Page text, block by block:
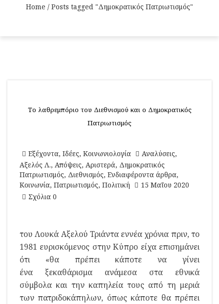
Home / Posts tagged "Δημοκρατικός Πατριωτισμός"
Το λαθρεμπόριο του Διεθνισμού και ο Δημοκρατικός
Πατριωτισμός
Εξέχοντα, Ιδέες, Κοινωνιολογία Αναλύσεις,
Αξελός Λ., Απόψεις, Αριστερά, Δημοκρατικός
Πατριωτισμός, Διεθνισμός, Ενδιαφέροντα άρθρα,
Κοινωνία, Πατριωτισμός, Πολιτική
15 Μαΐου 2020
Σχόλια 0
του Λουκά Αξελού Τριάντα εννέα χρόνια πριν, το
1981 ευρισκόμενος στην Κύπρο είχα επισημάνει
ότι «θα πρέπει κάποτε να γίνει
ένα ξεκαθάρισμα ανάμεσα στα εθνικά
σύμβολα και την καπηλεία τους από τη μεριά
των πατριδοκάπηλων, όπως κάποτε θα πρέπει